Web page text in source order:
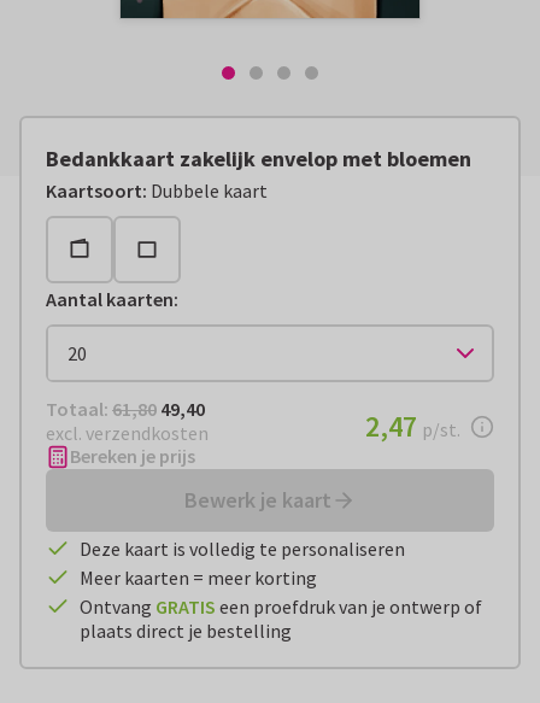
Bedankkaart zakelijk envelop met bloemen
Kaartsoort: Dubbele kaart
Aantal kaarten:
Totaal: € 49,40
Totaal: 61,80 49,40
excl. verzendkosten
€ 2,47per stuk
2,47 p/st.
Bereken je prijs
Bewerk je kaart
Deze kaart is volledig te personaliseren
Meer kaarten = meer korting
Ontvang GRATIS een proefdruk van je ontwerp of
plaats direct je bestelling